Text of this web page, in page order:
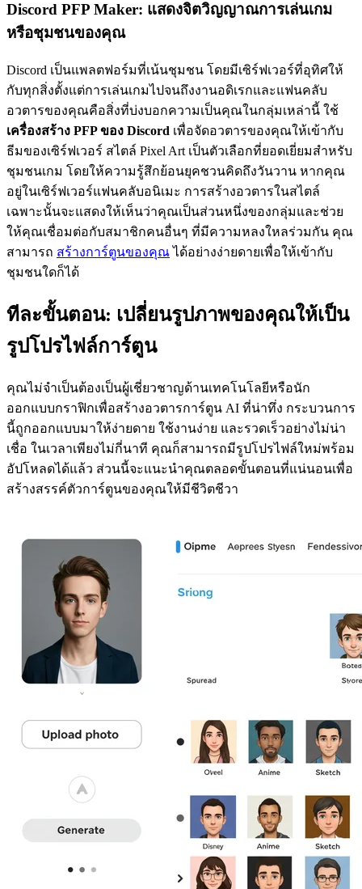
Discord PFP Maker: แสดงจิตวิญญาณการเล่นเกม
หรือชุมชนของคุณ
Discord เป็นแพลตฟอร์มที่เน้นชุมชน โดยมีเซิร์ฟเวอร์ที่อุทิศให้
กับทุกสิ่งตั้งแต่การเล่นเกมไปจนถึงงานอดิเรกและแฟนคลับ
อวตารของคุณคือสิ่งที่บ่งบอกความเป็นคุณในกลุ่มเหล่านี้ ใช้
เครื่องสร้าง PFP ของ Discord เพื่อจัดอวตารของคุณให้เข้ากับ
ธีมของเซิร์ฟเวอร์ สไตล์ Pixel Art เป็นตัวเลือกที่ยอดเยี่ยมสำหรับ
ชุมชนเกม โดยให้ความรู้สึกย้อนยุคชวนคิดถึงวันวาน หากคุณ
อยู่ในเซิร์ฟเวอร์แฟนคลับอนิเมะ การสร้างอวตารในสไตล์
เฉพาะนั้นจะแสดงให้เห็นว่าคุณเป็นส่วนหนึ่งของกลุ่มและช่วย
ให้คุณเชื่อมต่อกับสมาชิกคนอื่นๆ ที่มีความหลงใหลร่วมกัน คุณ
สามารถ สร้างการ์ตูนของคุณได้อย่างง่ายดายเพื่อให้เข้ากับ
ชุมชนใดก็ได้
ทีละขั้นตอน: เปลี่ยนรูปภาพของคุณให้เป็น
รูปโปรไฟล์การ์ตูน
คุณไม่จำเป็นต้องเป็นผู้เชี่ยวชาญด้านเทคโนโลยีหรือนัก
ออกแบบกราฟิกเพื่อสร้างอวตารการ์ตูน AI ที่น่าทึ่ง กระบวนการ
นี้ถูกออกแบบมาให้ง่ายดาย ใช้งานง่าย และรวดเร็วอย่างไม่น่า
เชื่อ ในเวลาเพียงไม่กี่นาที คุณก็สามารถมีรูปโปรไฟล์ใหม่พร้อม
อัปโหลดได้แล้ว ส่วนนี้จะแนะนำคุณตลอดขั้นตอนที่แน่นอนเพื่อ
สร้างสรรค์ตัวการ์ตูนของคุณให้มีชีวิตชีวา